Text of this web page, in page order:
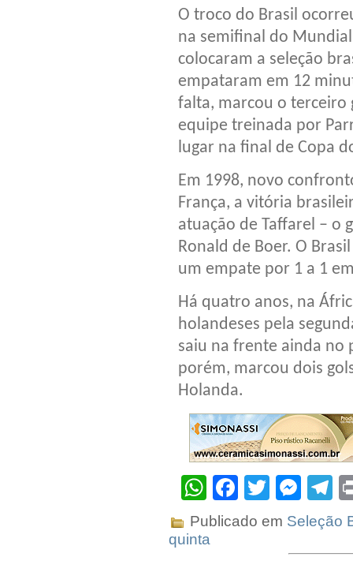
O troco do Brasil
na semifinal do
colocaram a seleção
empataram em 12
falta, marcou o terceiro
equipe treinada por
lugar na final de Copa
Em 1998, novo
França, a vitória
atuação de Taffarel – o
Ronald de Boer. O
um empate por 1 a 1
Há quatro anos, na
holandeses pela
saiu na frente ainda no
porém, marcou dois
Holanda.
WhatsApp
Facebook
Twitter
Publicado em Seleção
quinta